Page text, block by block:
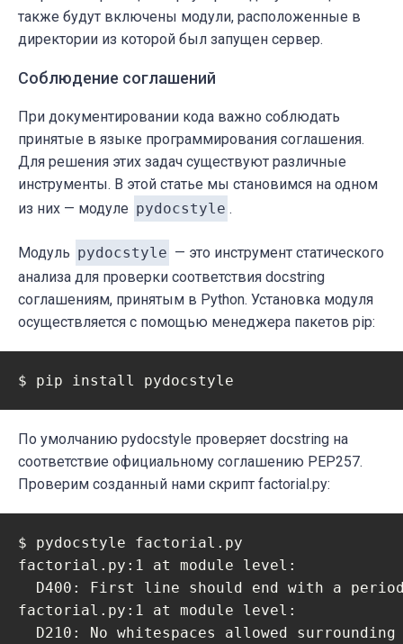
также будут включены модули, расположенные в
директории из которой был запущен сервер.
Соблюдение соглашений
При документировании кода важно соблюдать
принятые в языке программирования соглашения.
Для решения этих задач существуют различные
инструменты. В этой статье мы становимся на одном
из них — модуле pydocstyle .
Модуль pydocstyle — это инструмент статического
анализа для проверки соответствия docstring
соглашениям, принятым в Python. Установка модуля
осуществляется с помощью менеджера пакетов pip:
$ pip install pydocstyle
По умолчанию pydocstyle проверяет docstring на
соответствие официальному соглашению PEP257.
Проверим созданный нами скрипт factorial.py:
$ pydocstyle factorial.py
factorial.py:1 at module level:
D400: First line should end with a
factorial.py:1 at module level:
D210: No whitespaces allowed surrounding